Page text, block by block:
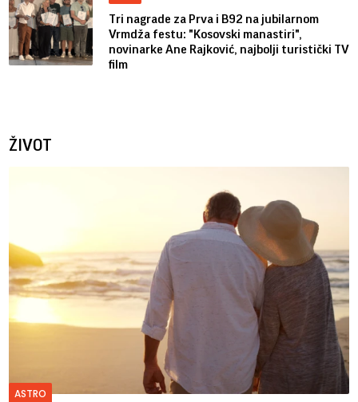
Tri nagrade za Prva i B92 na jubilarnom
Vrmdža festu: "Kosovski manastiri",
novinarke Ane Rajković, najbolji turistički TV
film
ŽIVOT
ASTRO